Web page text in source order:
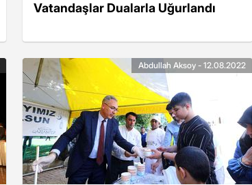
Vatandaşlar Dualarla Uğurlandı
Abdullah Aksoy - 12.08.2022